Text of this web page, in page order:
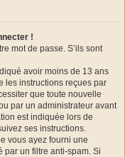
!
mot de passe. S’ils sont
avoir moins de 13 ans
les instructions reçues par
que toute nouvelle
par un administrateur avant
est indiquée lors de
ses instructions.
vous ayez fourni une
par un filtre anti-spam. Si